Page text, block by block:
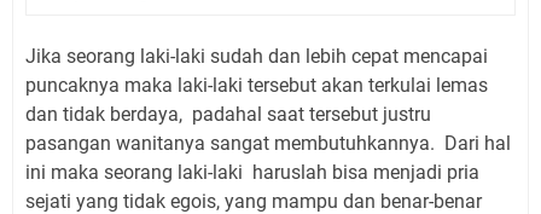
Jika seorang laki-laki sudah dan lebih cepat mencapai
puncaknya maka laki-laki tersebut akan terkulai lemas
dan tidak berdaya, padahal saat tersebut justru
pasangan wanitanya sangat membutuhkannya. Dari hal
ini maka seorang laki-laki haruslah bisa menjadi pria
sejati yang tidak egois, yang mampu dan benar-benar